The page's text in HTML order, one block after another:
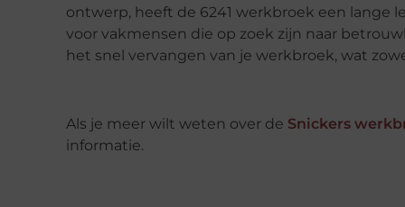
ontwerp, heeft de 6241 werkbroek een lange
voor vakmensen die op zoek zijn naar
het snel vervangen van je werkbroek, wat
Als je meer wilt weten over de Snickers
informatie.